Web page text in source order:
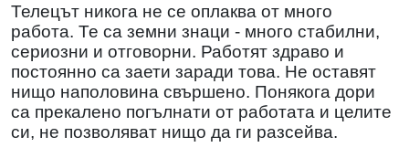
Телецът никога не се оплаква от много
работа. Те са земни знаци - много стабилни,
сериозни и отговорни. Работят здраво и
постоянно са заети заради това. Не оставят
нищо наполовина свършено. Понякога дори
са прекалено погълнати от работата и целите
си, не позволяват нищо да ги разсейва.